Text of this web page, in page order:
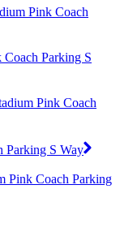
Pink Coach
Parking S
Pink Coach
Parking S Way
Pink Coach Parking